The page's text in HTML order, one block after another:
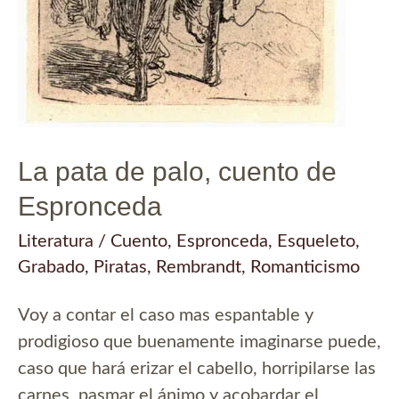
La pata de palo, cuento de
Espronceda
Literatura / Cuento, Espronceda, Esqueleto,
Grabado, Piratas, Rembrandt, Romanticismo
Voy a contar el caso mas espantable y
prodigioso que buenamente imaginarse puede,
caso que hará erizar el cabello, horripilarse las